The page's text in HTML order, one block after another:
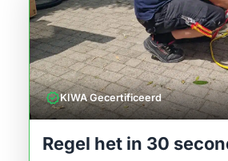
verifiedKIWA Gecertificeerd
Regel het in 30